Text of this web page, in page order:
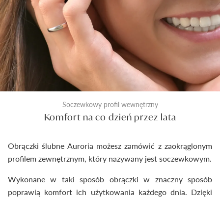
dostarczymy Ci wyroby jubilerskie najwyższej klasy.
Soczewkowy profil wewnętrzny
Komfort na co dzień przez lata
Obrączki ślubne Auroria możesz zamówić z zaokrąglonym
profilem zewnętrznym, który nazywany jest soczewkowym.
Wykonane w taki sposób obrączki w znaczny sposób
poprawią komfort ich użytkowania każdego dnia. Dzięki